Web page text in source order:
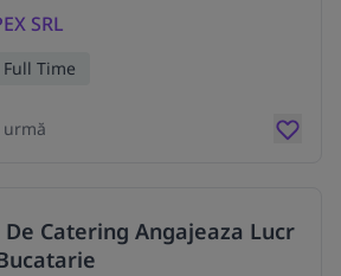
SRL
Time
Catering Angajeaza Lucr